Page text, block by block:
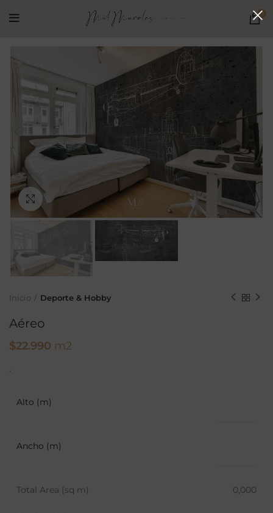
0
Ampliar
Inicio Deporte & Hobby
Aéreo
$22.990 m2
.
Alto (m)
Ancho (m)
Total Area (sq m) 0,000